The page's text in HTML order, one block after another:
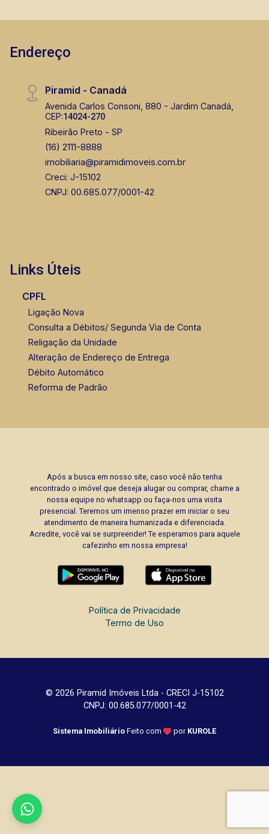
(16) 99105-3578
CORRETOR DE PLANTÃO
Endereço
Piramid - Canadá
Avenida Carlos Consoni, 880 - Jardim Canadá,
CEP:14024-270
Ribeirão Preto - SP
(16) 2111-8888
imobiliaria@piramidimoveis.com.br
Creci: J-15102
CNPJ: 00.685.077/0001-42
Links Úteis
CPFL
Ligação Nova
Consulta a Débitos/ Segunda Via de Conta
Religação da Unidade
Alteração de Endereço de Entrega
Débito Automático
Reforma de Padrão
Após a busca em nosso site, caso você não tenha
encontrado o imóvel que deseja alugar ou comprar, chame a
nossa equipe no whatsapp ou faça-nos uma visita
presencial. Teremos um imenso prazer em iniciar o seu
atendimento de maneira humanizada e diferenciada.
Acredite, você vai se surpreender! Te esperamos para aquele
cafezinho em nossa empresa!
Política de Privacidade
Termo de Uso
© 2026 Piramid Imóveis Ltda - CRECI J-15102
CNPJ: 00.685.077/0001-42
Sistema Imobiliário Feito com por KUROLE